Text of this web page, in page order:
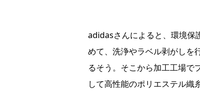
adidasさんによると、環境保
めて、洗浄やラベル剥がしを
るそう。そこから加工工場で
して高性能のポリエステル織